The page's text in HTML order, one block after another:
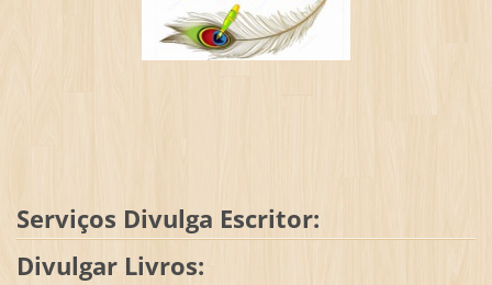
Serviços Divulga Escritor:
Divulgar Livros: